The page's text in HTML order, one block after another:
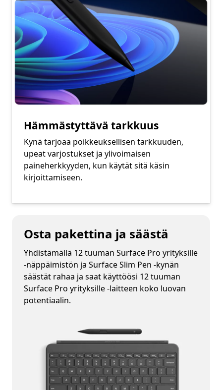
Hämmästyttävä tarkkuus
Kynä tarjoaa poikkeuksellisen tarkkuuden,
upeat varjostukset ja ylivoimaisen
paineherkkyyden, kun käytät sitä käsin
kirjoittamiseen.
Osta pakettina ja säästä
Yhdistämällä 12 tuuman Surface Pro yrityksille
-näppäimistön ja Surface Slim Pen -kynän
säästät rahaa ja saat käyttöösi 12 tuuman
Surface Pro yrityksille -laitteen koko luovan
potentiaalin.